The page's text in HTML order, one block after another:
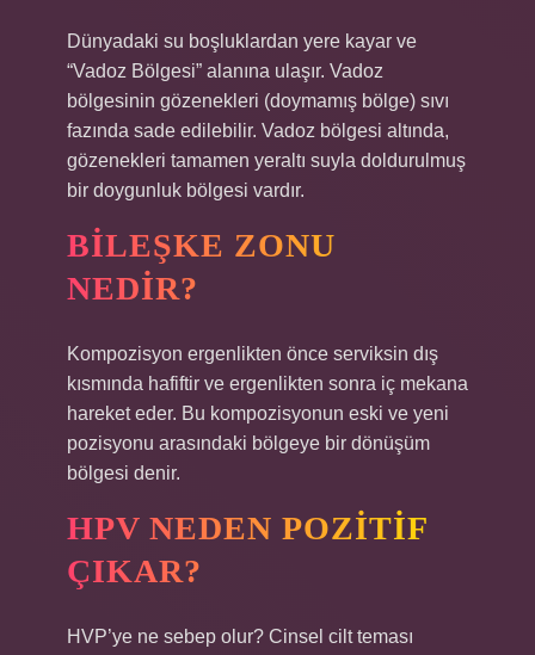
Dünyadaki su boşluklardan yere kayar ve
“Vadoz Bölgesi” alanına ulaşır. Vadoz
bölgesinin gözenekleri (doymamış bölge) sıvı
fazında sade edilebilir. Vadoz bölgesi altında,
gözenekleri tamamen yeraltı suyla doldurulmuş
bir doygunluk bölgesi vardır.
BILEŞKE ZONU
NEDIR?
Kompozisyon ergenlikten önce serviksin dış
kısmında hafiftir ve ergenlikten sonra iç mekana
hareket eder. Bu kompozisyonun eski ve yeni
pozisyonu arasındaki bölgeye bir dönüşüm
bölgesi denir.
HPV NEDEN POZITIF
ÇIKAR?
HVP’ye ne sebep olur? Cinsel cilt teması